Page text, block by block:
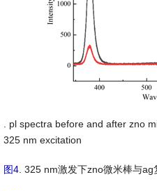
. pl spectra before and after zno
325 nm excitation
图4 . 325 nm激发下zno微米棒与